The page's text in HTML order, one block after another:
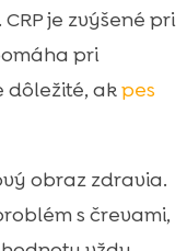
je zvýšené pri
pri
dôležité, akpes
obraz zdravia.
s črevami,